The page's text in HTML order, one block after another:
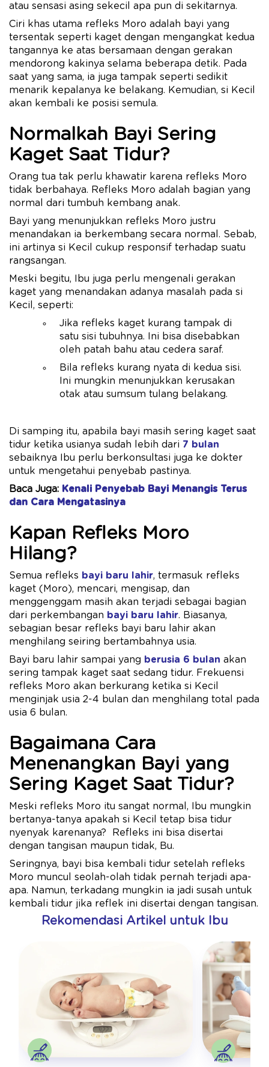
atau sensasi asing sekecil apa pun di sekitarnya.
Ciri khas utama refleks Moro adalah bayi yang
tersentak seperti kaget dengan mengangkat kedua
tangannya ke atas bersamaan dengan gerakan
mendorong kakinya selama beberapa detik. Pada
saat yang sama, ia juga tampak seperti sedikit
menarik kepalanya ke belakang. Kemudian, si Kecil
akan kembali ke posisi semula.
Normalkah Bayi Sering
Kaget Saat Tidur?
Orang tua tak perlu khawatir karena refleks Moro
tidak berbahaya. Refleks Moro adalah bagian yang
normal dari tumbuh kembang anak.
Bayi yang menunjukkan refleks Moro justru
menandakan ia berkembang secara normal. Sebab,
ini artinya si Kecil cukup responsif terhadap suatu
rangsangan.
Meski begitu, Ibu juga perlu mengenali gerakan
kaget yang menandakan adanya masalah pada si
Kecil, seperti:
Jika refleks kaget kurang tampak di
satu sisi tubuhnya. Ini bisa disebabkan
oleh patah bahu atau cedera saraf.
Bila refleks kurang nyata di kedua sisi.
Ini mungkin menunjukkan kerusakan
otak atau sumsum tulang belakang.
Di samping itu, apabila bayi masih sering kaget saat
tidur ketika usianya sudah lebih dari 7 bulan
sebaiknya Ibu perlu berkonsultasi juga ke dokter
untuk mengetahui penyebab pastinya.
Baca Juga: Kenali Penyebab Bayi Menangis Terus
dan Cara Mengatasinya
Kapan Refleks Moro
Hilang?
Semua refleks bayi baru lahir, termasuk refleks
kaget (Moro), mencari, mengisap, dan
menggenggam masih akan terjadi sebagai bagian
dari perkembangan bayi baru lahir. Biasanya,
sebagian besar refleks bayi baru lahir akan
menghilang seiring bertambahnya usia.
Bayi baru lahir sampai yang berusia 6 bulan akan
sering tampak kaget saat sedang tidur. Frekuensi
refleks Moro akan berkurang ketika si Kecil
menginjak usia 2-4 bulan dan menghilang total pada
usia 6 bulan.
Bagaimana Cara
Menenangkan Bayi yang
Sering Kaget Saat Tidur?
Meski refleks Moro itu sangat normal, Ibu mungkin
bertanya-tanya apakah si Kecil tetap bisa tidur
nyenyak karenanya? Refleks ini bisa disertai
dengan tangisan maupun tidak, Bu.
Seringnya, bayi bisa kembali tidur setelah refleks
Moro muncul seolah-olah tidak pernah terjadi apa-
apa. Namun, terkadang mungkin ia jadi susah untuk
kembali tidur jika reflek ini disertai dengan tangisan.
Rekomendasi Artikel untuk Ibu